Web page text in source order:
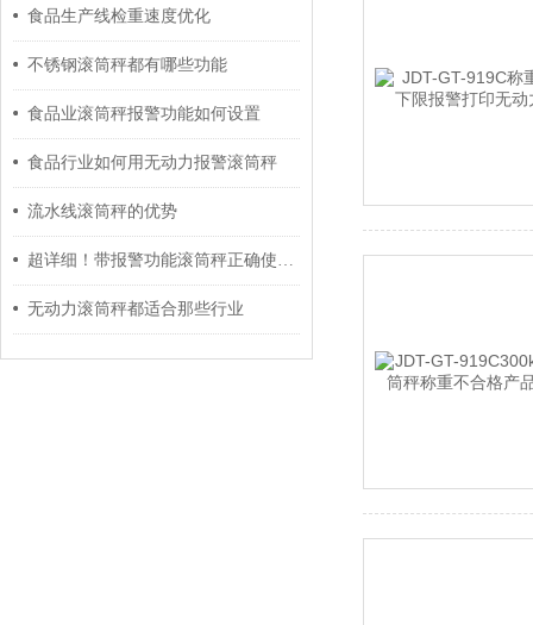
食品生产线检重速度优化
不锈钢滚筒秤都有哪些功能
食品业滚筒秤报警功能如何设置
食品行业如何用无动力报警滚筒秤
流水线滚筒秤的优势
超详细！带报警功能滚筒秤正确使用方法大公开
无动力滚筒秤都适合那些行业